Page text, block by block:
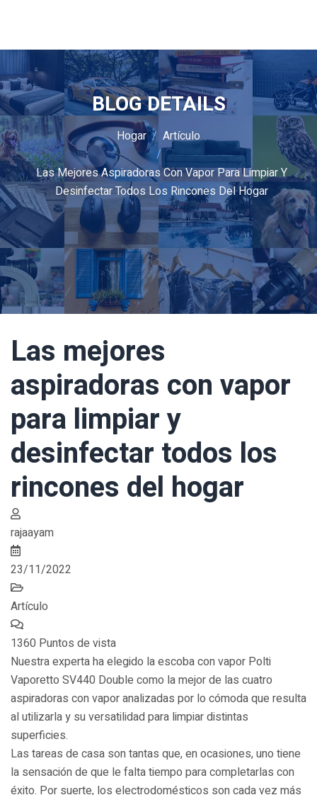
BLOG DETAILS
Hogar Artículo
Las Mejores Aspiradoras Con Vapor Para Limpiar Y
Desinfectar Todos Los Rincones Del Hogar
Las mejores
aspiradoras con vapor
para limpiar y
desinfectar todos los
rincones del hogar
rajaayam
23/11/2022
Artículo
1360 Puntos de vista
Nuestra experta ha elegido la escoba con vapor Polti
Vaporetto SV440 Double como la mejor de las cuatro
aspiradoras con vapor analizadas por lo cómoda que resulta
al utilizarla y su versatilidad para limpiar distintas
superficies.
Las tareas de casa son tantas que, en ocasiones, uno tiene
la sensación de que le falta tiempo para completarlas con
éxito. Por suerte, los electrodomésticos son cada vez más